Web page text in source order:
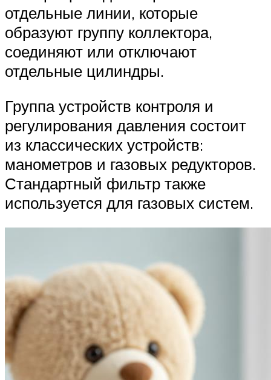
отдельные линии, которые
образуют группу коллектора,
соединяют или отключают
отдельные цилиндры.
Группа устройств контроля и
регулирования давления состоит
из классических устройств:
манометров и газовых редукторов.
Стандартный фильтр также
используется для газовых систем.